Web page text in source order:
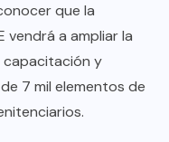
que la
vendrá a ampliar la
capacitación y
7 mil elementos de